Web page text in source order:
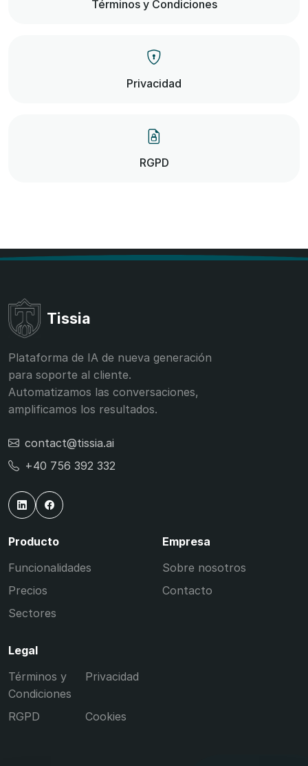
Términos y Condiciones
Privacidad
RGPD
Tissia
Plataforma de IA de nueva generación
para soporte al cliente.
Automatizamos las conversaciones,
amplificamos los resultados.
contact@tissia.ai
+40 756 392 332
Producto
Funcionalidades
Precios
Sectores
Empresa
Sobre nosotros
Contacto
Legal
Términos y
Condiciones
Privacidad
RGPD Cookies